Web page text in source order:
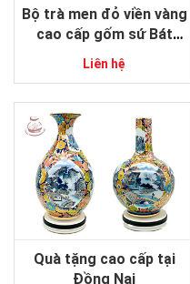
Bộ trà men đỏ viền vàng
cao cấp gốm sứ Bát
Tràng
Liên hệ
Quà tặng cao cấp tại
Đồng Nai